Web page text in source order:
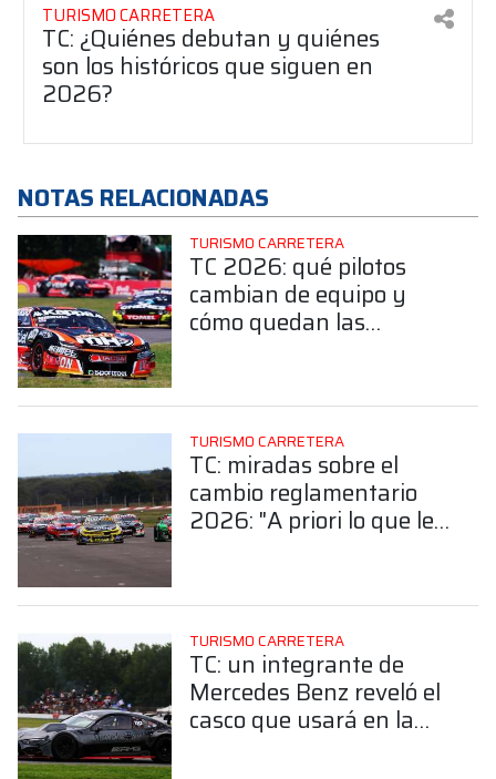
TURISMO CARRETERA
TC: ¿Quiénes debutan y quiénes
son los históricos que siguen en
2026?
NOTAS RELACIONADAS
TURISMO CARRETERA
TC 2026: qué pilotos
cambian de equipo y
cómo quedan las
TURISMO CARRETERA
TC: miradas sobre el
cambio reglamentario
2026: "A priori lo que le
TURISMO CARRETERA
TC: un integrante de
Mercedes Benz reveló el
casco que usará en la